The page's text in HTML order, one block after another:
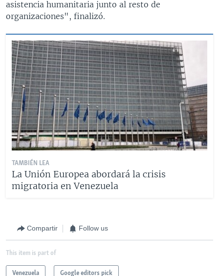
asistencia humanitaria junto al resto de
organizaciones", finalizó.
TAMBIÉN LEA
La Unión Europea abordará la crisis
migratoria en Venezuela
Compartir Follow us
This item is part of
Venezuela Google editors pick